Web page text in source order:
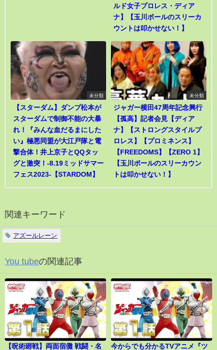
ルド女子プロレス・ディア
ナ】【玉川ボールのスリーカ
ウントは叩かせない！】
未分類
【スターダム】ダンプ松本が
スターダムで制御不能の大暴
れ！『みんな血だるまにした
い』極悪同盟が大江戸隊と電
撃合体！井上京子とQQタッ
グと激突！-8.19ミッドサマー
フェス2023-【STARDOM】
未分類
ジャガー横田47周年記念興行
【孤高】記者会見【ディア
ナ】【ストロングスタイルプ
ロレス】【プロミネンス】
【FREEDOMS】【ZERO 1】
【玉川ボールのスリーカウン
トは叩かせない！】
関連キーワード
アズールレーン
You tubeの関連記事
【呪術廻戦】両面宿儺 戦闘・名 今からでも分かるTVアニメ『ツ